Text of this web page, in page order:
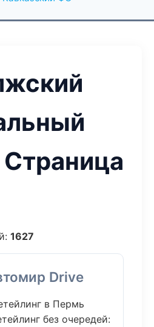
Страница
1627
Drive
в Пермь
без очередей: